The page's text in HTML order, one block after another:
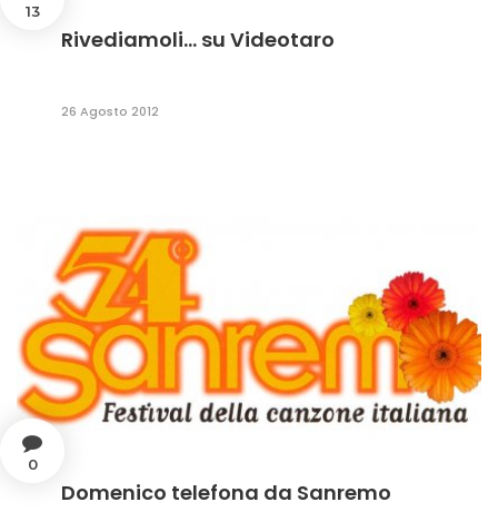
13
Rivediamoli... su Videotaro
26 Agosto 2012
0
Domenico telefona da Sanremo